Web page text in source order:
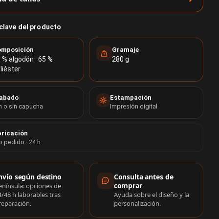
del producto
% algodón · 65 %
Gramaje
280 g
o sin capucha
Estampación
Impresión digital
pedido · 24 h
de compra
según destino
opciones de
48 h laborables tras
Consulta antes de
comprar
Ayuda sobre el diseño y la
personalización.